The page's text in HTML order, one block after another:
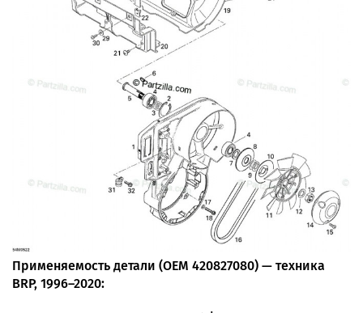
Применяемость детали (OEM 420827080) — техника
BRP, 1996–2020: